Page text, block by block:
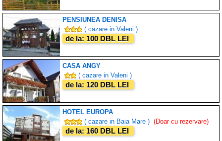
PENSIUNEA DENISA
( cazare in Valeni )
de la: 100 DBL LEI
CASA ANGY
( cazare in Valeni )
de la: 120 DBL LEI
HOTEL EUROPA
( cazare in Baia Mare ) (Doar cu rezervare)
de la: 160 DBL LEI